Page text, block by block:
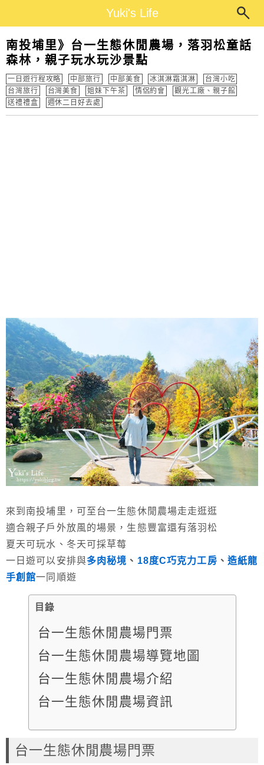
Yuki's Life
南投埔里》台一生態休閒農場，落羽松童話
森林，親子玩水玩沙景點
一日遊行程攻略 中部旅行 中部美食 冰淇淋霜淇淋
台灣小吃
台灣旅行
台灣美食 姐妹下午茶 情侶約會
觀光工廠、親子館
送禮禮盒
週休二日好去處
來到南投埔里，可至台一生態休閒農場走走逛逛
適合親子戶外放風的場景，生態豐富還有落羽松
夏天可玩水、冬天可採草莓
一日遊可以安排與多肉秘境 、 18度C巧克力工房 、 造紙龍
手創館一同順遊
目錄
台一生態休閒農場門票
台一生態休閒農場導覽地圖
台一生態休閒農場介紹
台一生態休閒農場資訊
台一生態休閒農場門票